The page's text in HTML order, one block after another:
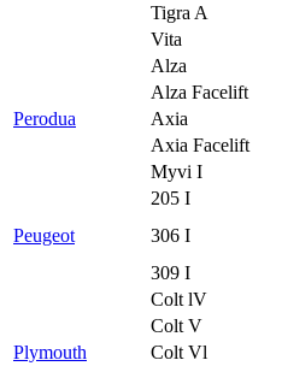
Tigra A
Vita
Perodua
Alza
Alza Facelift
Axia
Axia Facelift
Myvi I
Peugeot
205 I
306 I
309 I
Plymouth
Colt lV
Colt V
Colt Vl